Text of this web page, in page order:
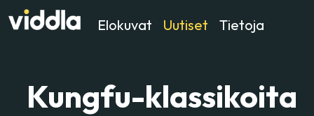
Elokuvat Uutiset Tietoja
Kungfu-klassikoita